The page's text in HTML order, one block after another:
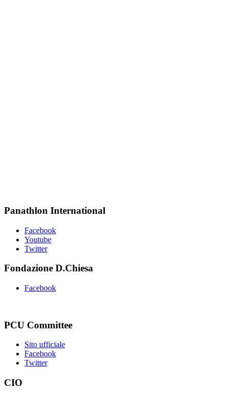
Panathlon International
Facebook
Youtube
Twitter
Fondazione D.Chiesa
Facebook
PCU Committee
Sito ufficiale
Facebook
Twitter
CIO